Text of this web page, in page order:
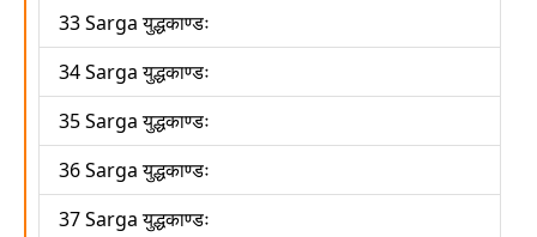
33 Sarga युद्धकाण्डः
34 Sarga युद्धकाण्डः
35 Sarga युद्धकाण्डः
36 Sarga युद्धकाण्डः
37 Sarga युद्धकाण्डः